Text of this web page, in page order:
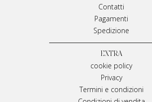
Contatti
Pagamenti
Spedizione
EXTRA
cookie policy
Privacy
Termini e condizioni